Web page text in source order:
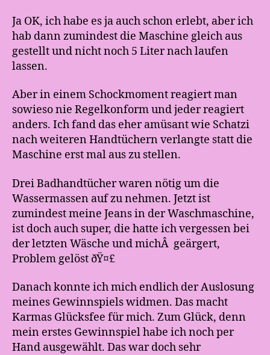
Ja OK, ich habe es ja auch schon erlebt, aber ich
hab dann zumindest die Maschine gleich aus
gestellt und nicht noch 5 Liter nach laufen
lassen.
Aber in einem Schockmoment reagiert man
sowieso nie Regelkonform und jeder reagiert
anders. Ich fand das eher amüsant wie Schatzi
nach weiteren Handtüchern verlangte statt die
Maschine erst mal aus zu stellen.
Drei Badhandtücher waren nötig um die
Wassermassen auf zu nehmen. Jetzt ist
zumindest meine Jeans in der Waschmaschine,
ist doch auch super, die hatte ich vergessen bei
der letzten Wäsche und michÂ geärgert,
Problem gelöst ðŸ¤£
Danach konnte ich mich endlich der Auslosung
meines Gewinnspiels widmen. Das macht
Karmas Glücksfee für mich. Zum Glück, denn
mein erstes Gewinnspiel habe ich noch per
Hand ausgewählt. Das war doch sehr